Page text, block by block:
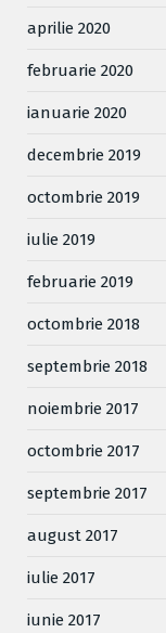
aprilie 2020
februarie 2020
ianuarie 2020
decembrie 2019
octombrie 2019
iulie 2019
februarie 2019
octombrie 2018
septembrie 2018
noiembrie 2017
octombrie 2017
septembrie 2017
august 2017
iulie 2017
iunie 2017